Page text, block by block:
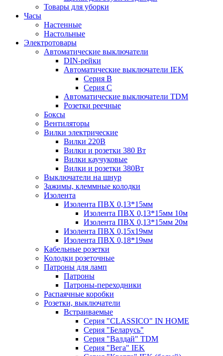
Товары для уборки
Часы
Настенные
Настольные
Электротовары
Автоматические выключатели
DIN-рейки
Автоматические выключатели IEK
Серия B
Серия С
Автоматические выключатели TDM
Розетки реечные
Боксы
Вентиляторы
Вилки электрические
Вилки 220В
Вилки и розетки 380 Вт
Вилки каучуковые
Вилки и розетки 380Вт
Выключатели на шнур
Зажимы, клеммные колодки
Изолента
Изолента ПВХ 0,13*15мм
Изолента ПВХ 0,13*15мм 10м
Изолента ПВХ 0,13*15мм 20м
Изолента ПВХ 0,15х19мм
Изолента ПВХ 0,18*19мм
Кабельные розетки
Колодки розеточные
Патроны для ламп
Патроны
Патроны-переходники
Распаячные коробки
Розетки, выключатели
Встраиваемые
Серия "CLASSICO" IN HOME
Серия "Беларусь"
Серия "Валдай" TDM
Серия "Вега" IEK